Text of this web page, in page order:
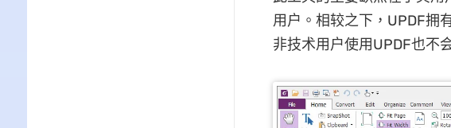
用户。相较之下，UPDF拥
非技术用户使用UPDF也不